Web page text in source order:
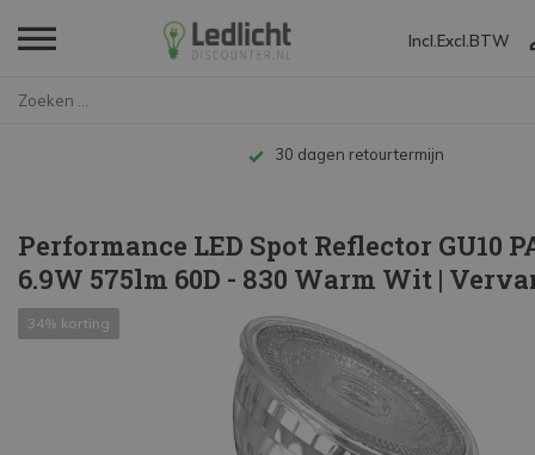
Incl. Excl. BTW
Performance LED Spot Reflector GU10
6.9W 575lm 60D - 830 Warm Wit |
34% korting